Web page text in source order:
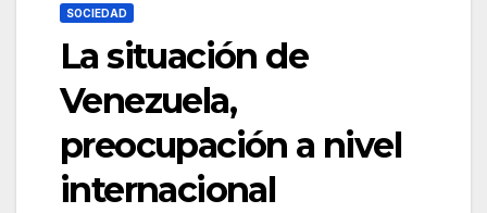
SOCIEDAD
La situación de
Venezuela,
preocupación a nivel
internacional